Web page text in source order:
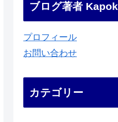
ブログ著者 Kapok
プロフィール
お問い合わせ
カテゴリー